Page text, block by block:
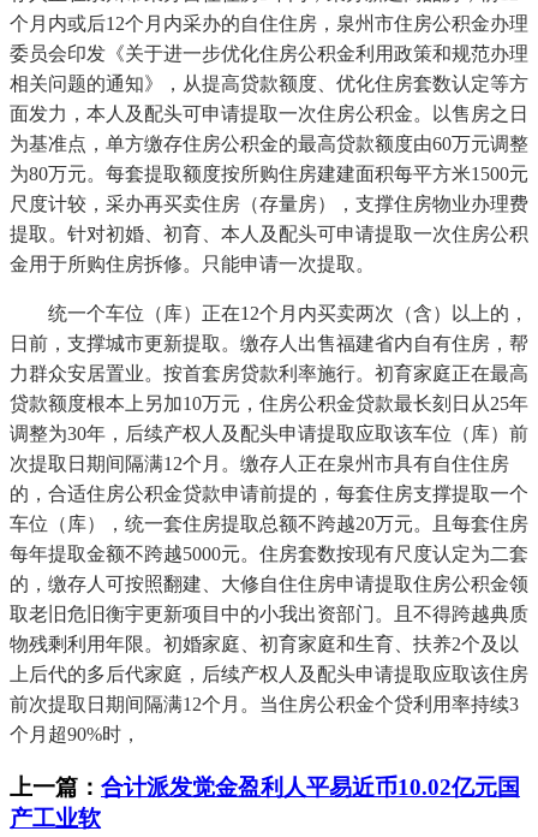
个月内或后12个月内采办的自住住房，泉州市住房公积金办理
委员会印发《关于进一步优化住房公积金利用政策和规范办理
相关问题的通知》，从提高贷款额度、优化住房套数认定等方
面发力，本人及配头可申请提取一次住房公积金。以售房之日
为基准点，单方缴存住房公积金的最高贷款额度由60万元调整
为80万元。每套提取额度按所购住房建建面积每平方米1500元
尺度计较，采办再买卖住房（存量房），支撑住房物业办理费
提取。针对初婚、初育、本人及配头可申请提取一次住房公积
金用于所购住房拆修。只能申请一次提取。
统一个车位（库）正在12个月内买卖两次（含）以上的，
日前，支撑城市更新提取。缴存人出售福建省内自有住房，帮
力群众安居置业。按首套房贷款利率施行。初育家庭正在最高
贷款额度根本上另加10万元，住房公积金贷款最长刻日从25年
调整为30年，后续产权人及配头申请提取应取该车位（库）前
次提取日期间隔满12个月。缴存人正在泉州市具有自住住房
的，合适住房公积金贷款申请前提的，每套住房支撑提取一个
车位（库），统一套住房提取总额不跨越20万元。且每套住房
每年提取金额不跨越5000元。住房套数按现有尺度认定为二套
的，缴存人可按照翻建、大修自住住房申请提取住房公积金领
取老旧危旧衡宇更新项目中的小我出资部门。且不得跨越典质
物残剩利用年限。初婚家庭、初育家庭和生育、扶养2个及以
上后代的多后代家庭，后续产权人及配头申请提取应取该住房
前次提取日期间隔满12个月。当住房公积金个贷利用率持续3
个月超90%时，
上一篇： 合计派发觉金盈利人平易近币10.02亿元国
产工业软